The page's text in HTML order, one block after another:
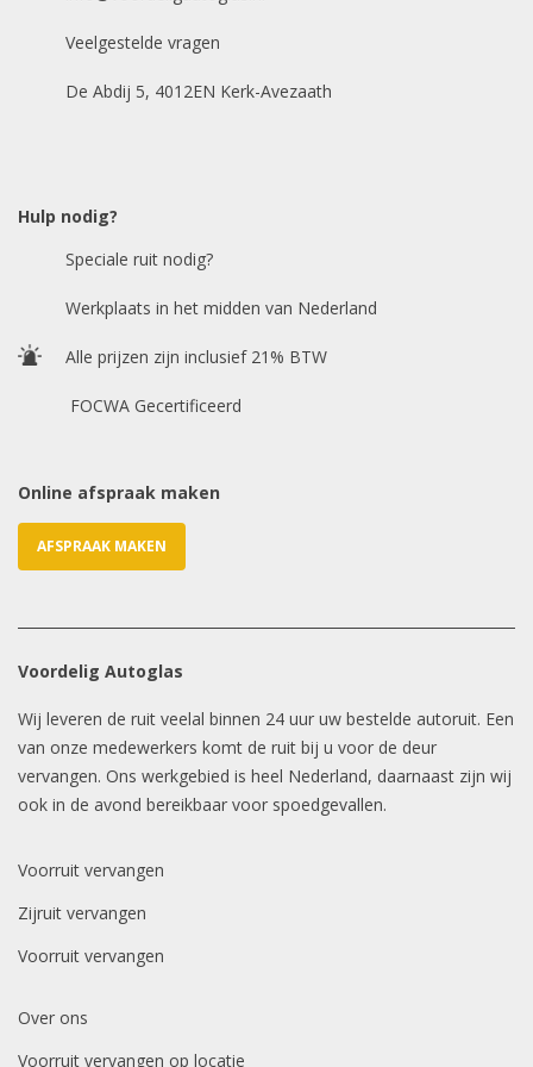
Bouwjaar
E-mailadres *
Veelgestelde vragen
De Abdij 5, 4012EN Kerk-Avezaath
Hulp nodig?
Speciale ruit nodig?
Werkplaats in het midden van Nederland
Alle prijzen zijn inclusief 21% BTW
FOCWA Gecertificeerd
Online afspraak maken
AFSPRAAK MAKEN
Voordelig Autoglas
Wij leveren de ruit veelal binnen 24 uur uw bestelde autoruit. Een
van onze medewerkers komt de ruit bij u voor de deur
vervangen. Ons werkgebied is heel Nederland, daarnaast zijn wij
ook in de avond bereikbaar voor spoedgevallen.
Voorruit vervangen
Zijruit vervangen
Voorruit vervangen
Over ons
Voorruit vervangen op locatie